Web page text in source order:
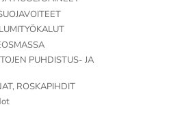
PUHDISTUS- JA
ROSKAPIHDIT